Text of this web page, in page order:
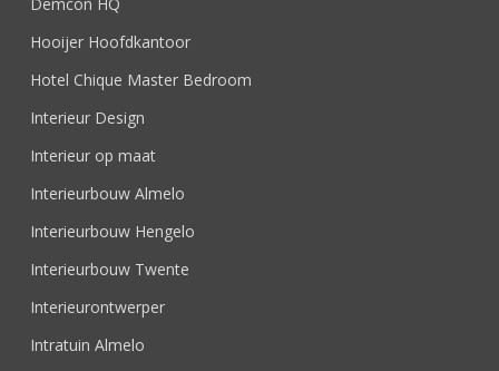
Hooijer Hoofdkantoor
Hotel Chique Master Bedroom
Interieur Design
Interieur op maat
Interieurbouw Almelo
Interieurbouw Hengelo
Interieurbouw Twente
Interieurontwerper
Intratuin Almelo